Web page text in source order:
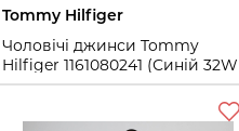
Tommy Hilfiger
Чоловічі джинси Tommy
Hilfiger 1161080241 (Синій 32W
32L)
32W 32L
33W 30L
36W 32L